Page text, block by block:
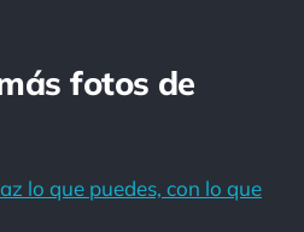
fotos de
lo que puedes, con lo que